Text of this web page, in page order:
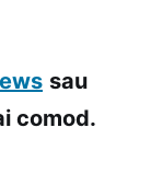
sau
comod.